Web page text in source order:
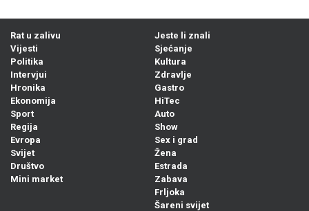
Rat u zalivu
Vijesti
Politika
Intervjui
Hronika
Ekonomija
Sport
Regija
Evropa
Svijet
Društvo
Mini market
Jeste li znali
Sjećanje
Kultura
Zdravlje
Gastro
HiTec
Auto
Show
Sex i grad
Žena
Estrada
Zabava
Frljoka
Šareni svijet